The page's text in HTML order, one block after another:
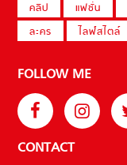
คลิป แฟชั่น
ละคร
ไลฟ์สไตล์
FOLLOW ME
CONTACT